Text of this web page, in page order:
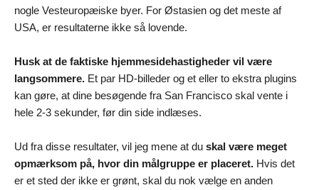
nogle Vesteuropæiske byer. For Østasien og det meste af
USA, er resultaterne ikke så lovende.
Husk at de faktiske hjemmesidehastigheder vil være
langsommere. Et par HD-billeder og et eller to ekstra plugins
kan gøre, at dine besøgende fra San Francisco skal vente i
hele 2-3 sekunder, før din side indlæses.
Ud fra disse resultater, vil jeg mene at du skal være meget
opmærksom på, hvor din målgruppe er placeret. Hvis det
er et sted der ikke er grønt, skal du nok vælge en anden